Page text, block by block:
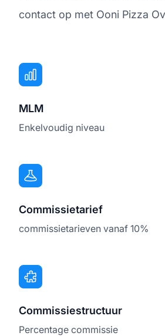
contact op met Ooni Pizza
MLM
Enkelvoudig niveau
Commissietarief
commissietarieven vanaf 10%
Commissiestructuur
Percentage commissie